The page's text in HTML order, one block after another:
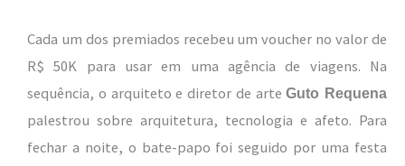
Cada um dos premiados recebeu um voucher no valor de
R$ 50K para usar em uma agência de viagens. Na
sequência, o arquiteto e diretor de arteGuto Requena
palestrou sobre arquitetura, tecnologia e afeto. Para
fechar a noite, o bate-papo foi seguido por uma festa